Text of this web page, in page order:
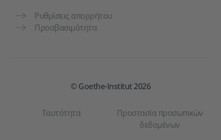
Ρυθμίσεις απορρήτου
Προσβασιμότητα
© Goethe-Institut 2026
Ταυτότητα
Προστασία προσωπικών
δεδομένων